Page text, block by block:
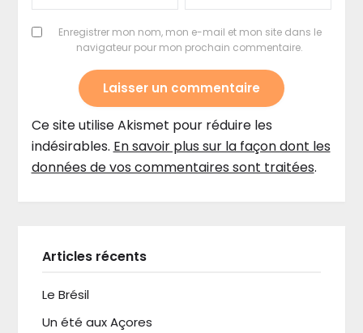
Enregistrer mon nom, mon e-mail et mon site dans le
navigateur pour mon prochain commentaire.
Ce site utilise Akismet pour réduire les
indésirables. En savoir plus sur la façon dont les
données de vos commentaires sont traitées.
Articles récents
Le Brésil
Un été aux Açores